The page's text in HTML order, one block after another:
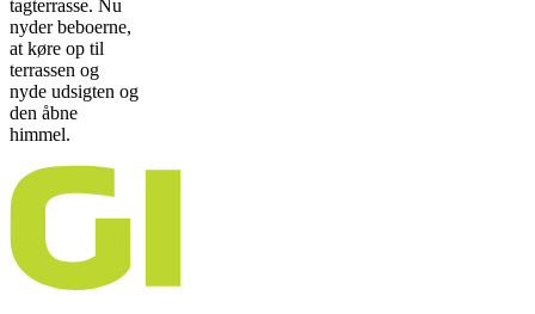
tagterrasse. Nu
nyder beboerne,
at køre op til
terrassen og
nyde udsigten og
den åbne
himmel.